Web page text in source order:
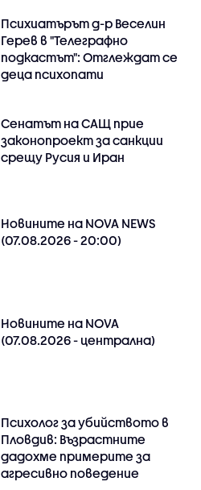
Психиатърът д-р Веселин
Герев в "Телеграфно
подкастът": Отглеждат се
деца психопати
Сенатът на САЩ прие
законопроект за санкции
срещу Русия и Иран
Новините на NOVA NEWS
(07.08.2026 - 20:00)
Новините на NOVA
(07.08.2026 - централна)
Психолог за убийството в
Пловдив: Възрастните
дадохме примерите за
агресивно поведение